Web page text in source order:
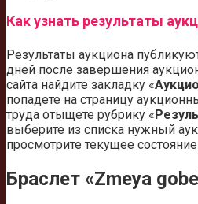
Как узнать результаты
Результаты аукциона
дней после завершения
сайта найдите закладку «
попадете на страницу
труда отыщете рубрику «
выберите из списка нужный
просмотрите текущее
Браслет «Zmeya